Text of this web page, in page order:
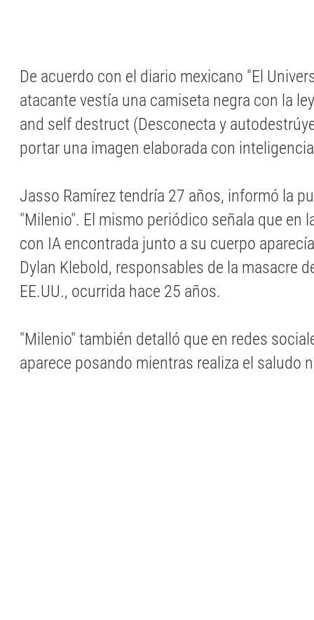
De acuerdo con el diario mexicano "El
atacante vestía una camiseta negra con la
and self destruct (Desconecta y
portar una imagen elaborada con
Jasso Ramírez tendría 27 años, informó la
"Milenio". El mismo periódico señala que en
con IA encontrada junto a su cuerpo
Dylan Klebold, responsables de la masacre
EE.UU., ocurrida hace 25 años.
"Milenio" también detalló que en redes
aparece posando mientras realiza el saludo